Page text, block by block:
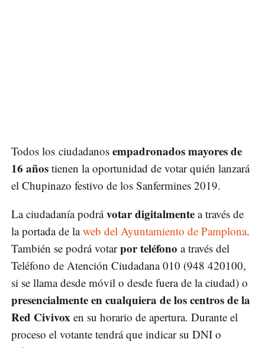
Todos los ciudadanos empadronados mayores de
16 años tienen la oportunidad de votar quién lanzará
el Chupinazo festivo de los Sanfermines 2019.
La ciudadanía podrávotar digitalmente a través de
la portada de laweb del Ayuntamiento de Pamplona.
También se podrá votarpor teléfono a través del
Teléfono de Atención Ciudadana 010 (948 420100,
si se llama desde móvil o desde fuera de la ciudad) o
presencialmente en cualquiera de los centros de la
Red Civivox en su horario de apertura. Durante el
proceso el votante tendrá que indicar su DNI o